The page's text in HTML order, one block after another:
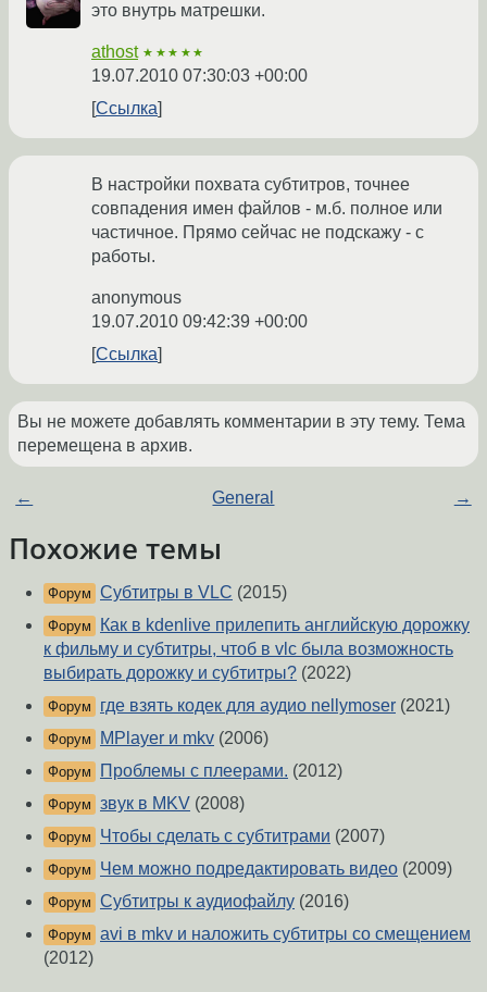
это внутрь матрешки.
athost ★★★★★
19.07.2010 07:30:03 +00:00
Ссылка
В настройки похвата субтитров, точнее
совпадения имен файлов - м.б. полное или
частичное. Прямо сейчас не подскажу - с
работы.
anonymous
19.07.2010 09:42:39 +00:00
Ссылка
Вы не можете добавлять комментарии в эту тему. Тема
перемещена в архив.
← General →
Похожие темы
Форум Субтитры в VLC (2015)
Форум
Как в kdenlive прилепить английскую дорожку
к фильму и субтитры, чтоб в vlc была возможность
выбирать дорожку и субтитры? (2022)
Форум где взять кодек для аудио nellymoser (2021)
Форум MPlayer и mkv (2006)
Форум Проблемы с плеерами. (2012)
Форум звук в MKV (2008)
Форум Чтобы сделать с субтитрами (2007)
Форум Чем можно подредактировать видео (2009)
Форум Субтитры к аудиофайлу (2016)
Форум avi в mkv и наложить субтитры со смещением
(2012)